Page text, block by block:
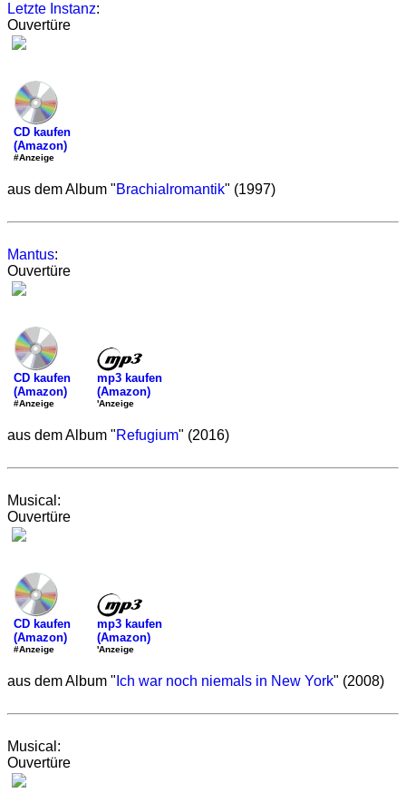
Letzte Instanz:
Ouvertüre
CD kaufen
(Amazon)
#Anzeige
aus dem Album "Brachialromantik" (1997)
Mantus:
Ouvertüre
CD kaufen
(Amazon)
#Anzeige
mp3 kaufen
(Amazon)
'Anzeige
aus dem Album "Refugium" (2016)
Musical:
Ouvertüre
CD kaufen
(Amazon)
#Anzeige
mp3 kaufen
(Amazon)
'Anzeige
aus dem Album " Ich war noch niemals in New York" (2008)
Musical:
Ouvertüre